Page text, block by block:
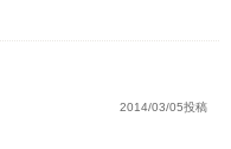
2014/03/05投稿